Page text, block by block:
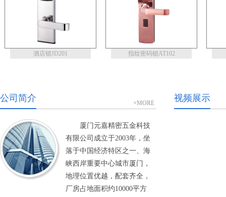
酒店锁JD201 指纹密码锁AT102
公司简介 +MORE
厦门元嘉精密五金科技
有限公司成立于2003年，坐
落于中国经济特区之一、海
峡西岸重要中心城市厦门，
地理位置优越，配套齐全，
厂房占地面积约10000平方
视频展示